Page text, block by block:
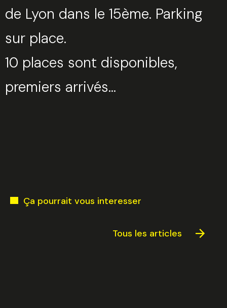
de Lyon dans le 15ème. Parking
sur place.
10 places sont disponibles,
premiers arrivés…
Ça pourrait vous interesser
Tous les articles